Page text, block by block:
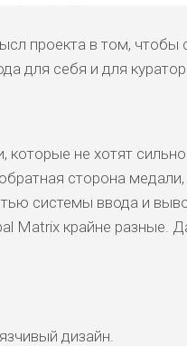
проекта в том, чтобы
для себя и для
которые не хотят сильно
сторона
системы ввода и
Matrix крайне разные.
дизайн.